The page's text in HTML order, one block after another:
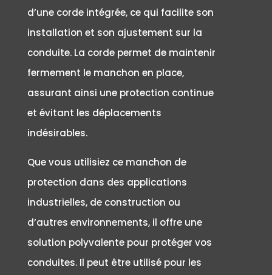
d’une corde intégrée, ce qui facilite son
installation et son ajustement sur la
conduite. La corde permet de maintenir
fermement le manchon en place,
assurant ainsi une protection continue
et évitant les déplacements
indésirables.
Que vous utilisiez ce manchon de
protection dans des applications
industrielles, de construction ou
d’autres environnements, il offre une
solution polyvalente pour protéger vos
conduites. Il peut être utilisé pour les